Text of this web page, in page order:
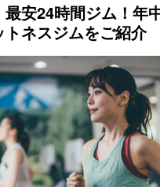
最安24時間ジム！年
ネスジムをご紹介